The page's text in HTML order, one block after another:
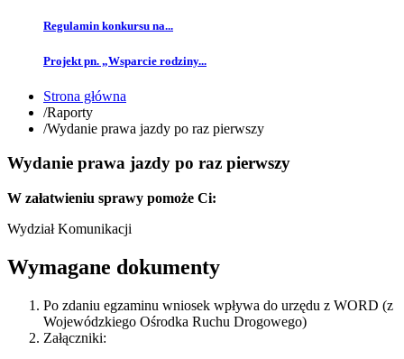
Regulamin konkursu na...
Projekt pn. „Wsparcie rodziny...
Strona główna
/Raporty
/Wydanie prawa jazdy po raz pierwszy
Wydanie prawa jazdy po raz pierwszy
W załatwieniu sprawy pomoże Ci:
Wydział Komunikacji
Wymagane dokumenty
Po zdaniu egzaminu wniosek wpływa do urzędu z WORD (z
Wojewódzkiego Ośrodka Ruchu Drogowego)
Załączniki: